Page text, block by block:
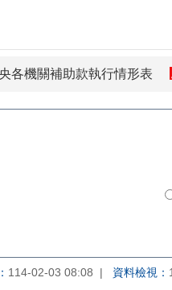
各機關補助款執行情形表
114-02-03 08:08 資料檢視：